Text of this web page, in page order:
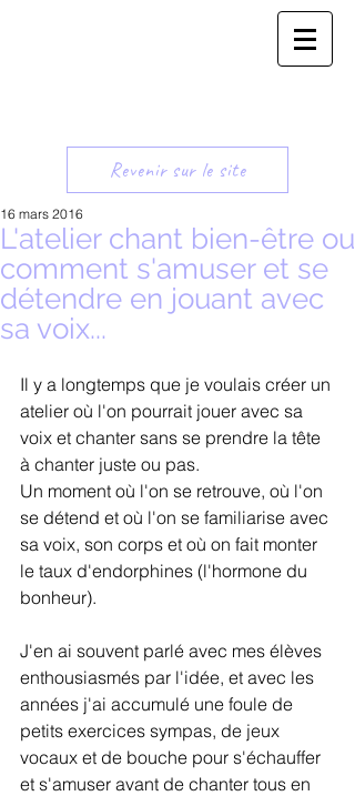
Revenir sur le site
L'atelier chant bien-être ou
comment s'amuser et se
détendre en jouant avec
sa voix...
16 mars 2016
Il y a longtemps que je voulais créer un
atelier où l'on pourrait jouer avec sa
voix et chanter sans se prendre la tête
à chanter juste ou pas.
Un moment où l'on se retrouve, où l'on
se détend et où l'on se familiarise avec
sa voix, son corps et où on fait monter
le taux d'endorphines (l'hormone du
bonheur).
J'en ai souvent parlé avec mes élèves
enthousiasmés par l'idée, et avec les
années j'ai accumulé une foule de
petits exercices sympas, de jeux
vocaux et de bouche pour s'échauffer
et s'amuser avant de chanter tous en